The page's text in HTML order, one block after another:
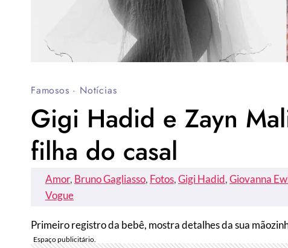
Famosos · Notícias
Gigi Hadid e Zayn
filha do casal
Amor, Bruno Gagliasso, Fotos, Gigi Hadid, Giovanna
Vogue
Primeiro registro da bebê, mostra detalhes da sua